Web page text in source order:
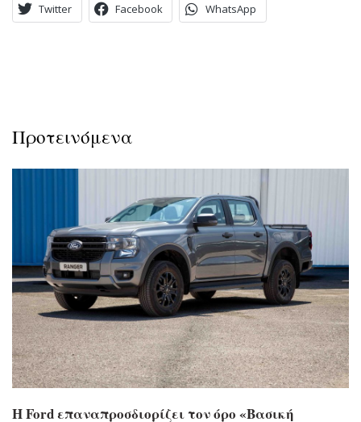
Twitter Facebook WhatsApp
Προτεινόμενα
Η Ford επαναπροσδιορίζει τον όρο «Βασική